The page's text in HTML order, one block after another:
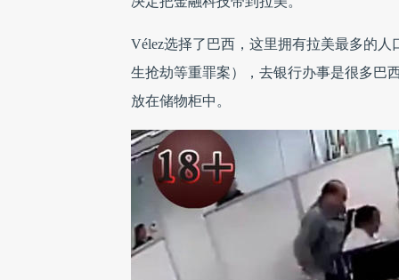
Vélez选择了巴西，这里拥有拉美最多的
生抢劫等重罪案），去银行办事是很多巴
放在储物柜中。